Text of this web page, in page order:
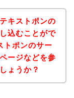
キストポンの
込むことがで
トポンのサー
ージなどを参
ょうか？